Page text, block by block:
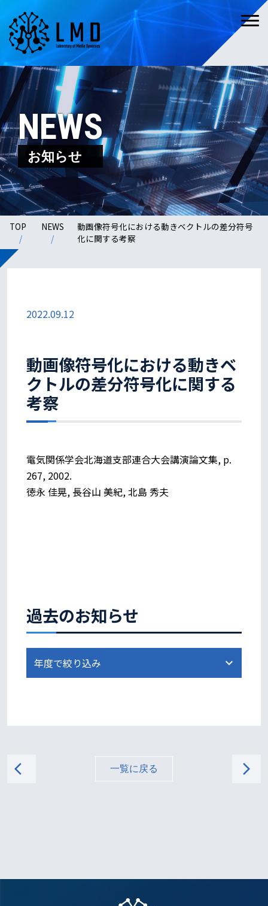
NEWS
お知らせ
TOP NEWS
動画像符号化における動きベクトルの差分符号
化に関する考察
過去のお知らせ
2022.09.12
動画像符号化における動きベ
クトルの差分符号化に関する
考察
電気関係学会北海道支部連合大会講演論文集, p.
267, 2002.
徳永 佳晃, 長谷山 美紀, 北島 秀夫
arrow_back_ios 一覧に戻る arrow_forward_ios